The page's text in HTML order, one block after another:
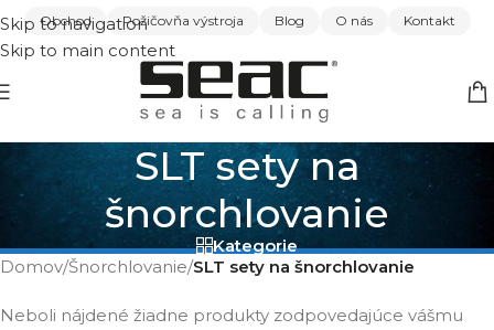
Skip to navigation
Skip to main content
Obchod Požičovňa výstroja Blog O nás Kontakt
SLT sety na
šnorchlovanie
Kategorie
Domov/Šnorchlovanie/SLT sety na šnorchlovanie
Neboli nájdené žiadne produkty zodpovedajúce vášmu